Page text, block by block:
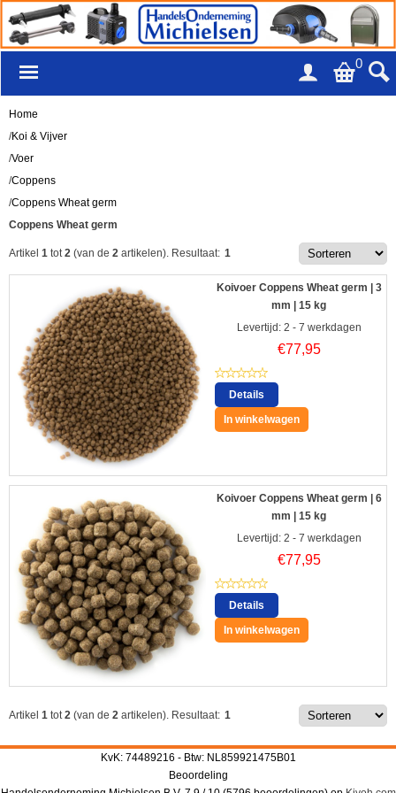
0
Home
/Koi & Vijver
/Voer
/Coppens
/Coppens Wheat germ
Coppens Wheat germ
Artikel 1 tot 2 (van de 2 artikelen). Resultaat: 1
Koivoer Coppens Wheat germ | 3
mm | 15 kg
Levertijd: 2 - 7 werkdagen
€77,95
Details
In winkelwagen
Koivoer Coppens Wheat germ | 6
mm | 15 kg
Levertijd: 2 - 7 werkdagen
€77,95
Details
In winkelwagen
Artikel 1 tot 2 (van de 2 artikelen). Resultaat: 1
KvK: 74489216 - Btw: NL859921475B01
Beoordeling